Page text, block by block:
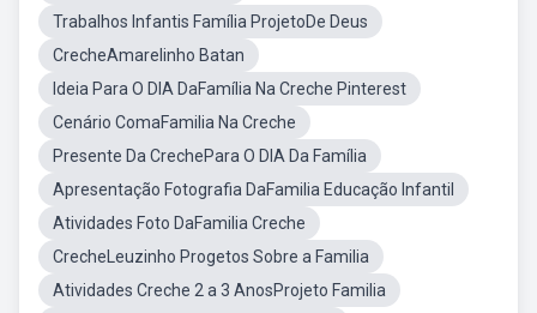
Trabalhos Infantis Família ProjetoDe Deus
CrecheAmarelinho Batan
Ideia Para O DIA DaFamília Na Creche Pinterest
Cenário ComaFamilia Na Creche
Presente Da CrechePara O DIA Da Família
Apresentação Fotografia DaFamilia Educação Infantil
Atividades Foto DaFamilia Creche
CrecheLeuzinho Progetos Sobre a Familia
Atividades Creche 2 a 3 AnosProjeto Familia